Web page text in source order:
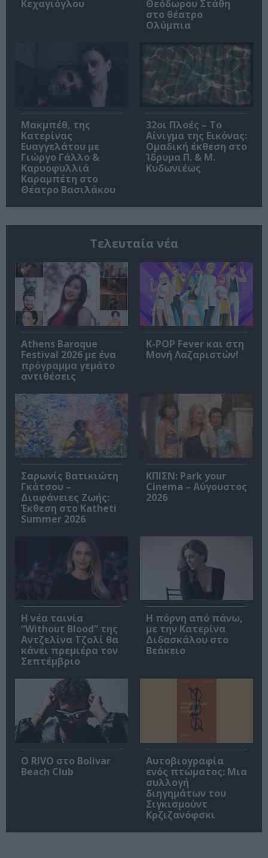
Κεχαγιόγλου
Θεόδωρου Στάθη
στο θέατρο
Ολύμπια
Μακμπέθ, της
Κατερίνας
Ευαγγελάτου με
Γιώργο Γάλλο &
Καρυοφυλλιά
Καραμπέτη στο
Θέατρο Βασιλάκου
32οι Πλοές – Το
Αίνιγμα της Εικόνας:
Ομαδική έκθεση στο
Ίδρυμα Π. & Μ.
Κυδωνιέως
Τελευταία νέα
Athens Baroque
Festival 2026 με ένα
πρόγραμμα γεμάτο
αντιθέσεις
K-POP Fever και στη
Μονή Λαζαριστών!
Σαρωνίς Βατικιώτη
Γκάτσου –
Διαφάνειες Ζωής:
Έκθεση στο Katheti
Summer 2026
ΚΠΙΣΝ: Park your
Cinema – Αύγουστος
2026
Η νέα ταινία
“Without Blood” της
Αντζελίνα Τζολί θα
κάνει πρεμιέρα τον
Σεπτέμβριο
Η πόρνη από πάνω,
με την Κατερίνα
Διδασκάλου στο
Βεάκειο
Ο RIVO στο Bolivar
Beach Club
Αυτοβιογραφία
ενός πτώματος: Μια
συλλογή
διηγημάτων του
Σιγκισμούντ
Κρζιζανόφσκι